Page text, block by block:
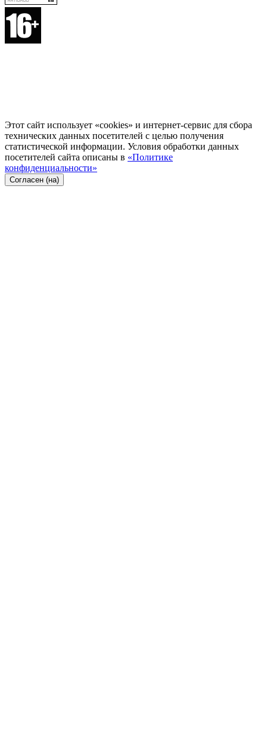
Этот сайт использует «cookies» и интернет-сервис для сбора
технических данных посетителей с целью получения
статистической информации. Условия обработки данных
посетителей сайта описаны в «Политике
конфиденциальности»
Согласен (на)